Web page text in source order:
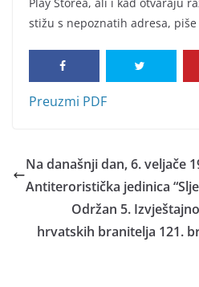
Play Storea, ali i kad otvaraju
stižu s nepoznatih adresa, piše
Preuzmi PDF
Na današnji dan, 6. veljače
Antiteroristička jedinica
Održan 5.
hrvatskih branitelja 121.